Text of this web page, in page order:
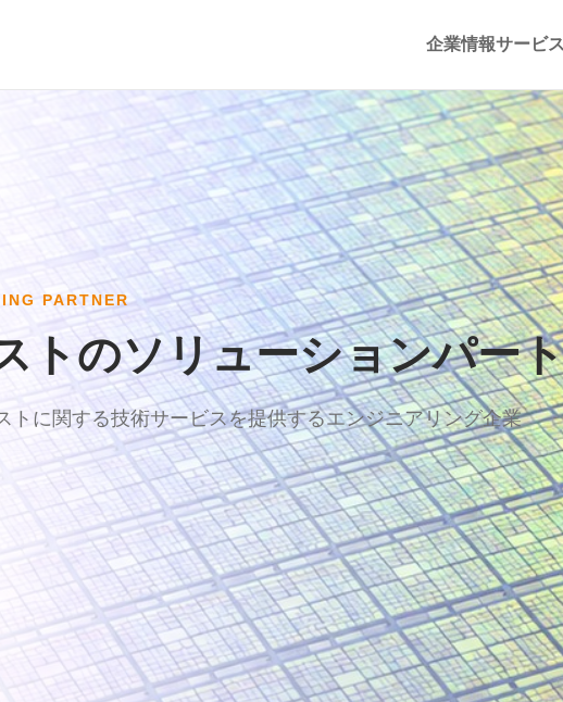
企業情報サービ
PARTNER
トのソリューションパー
トに関する技術サービスを提供するエンジニアリング企業